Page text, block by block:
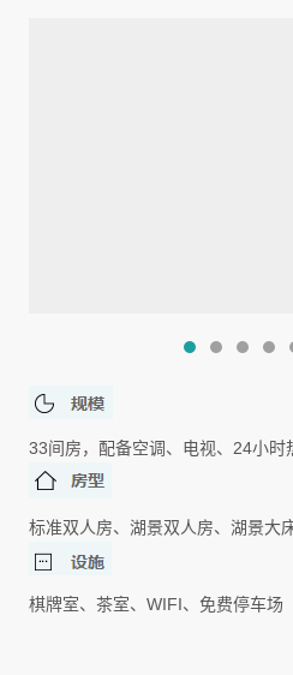
33间房，配备空调、电视、24小时
标准双人房、湖景双人房、湖景大
棋牌室、茶室、WIFI、免费停车场